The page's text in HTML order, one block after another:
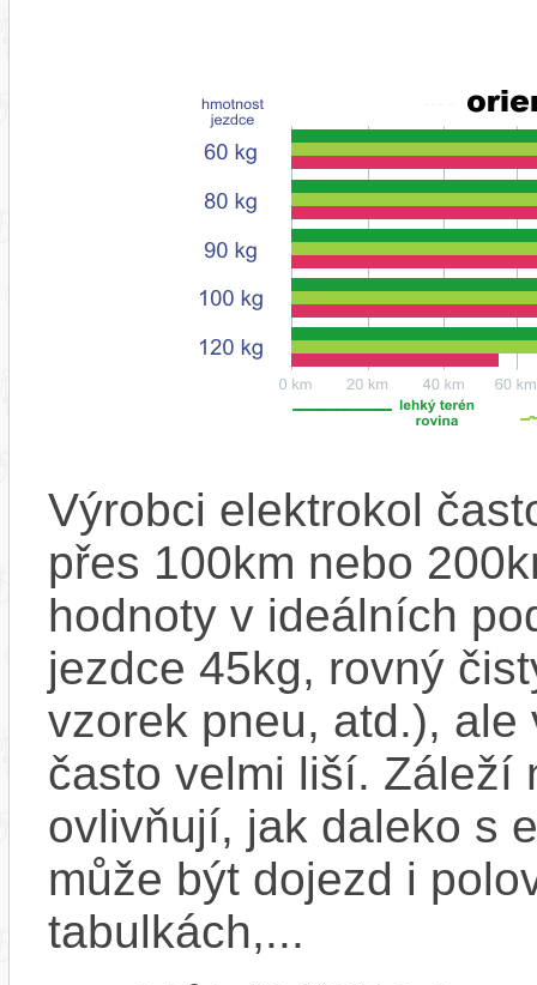
Výrobci elektrokol
přes 100km nebo
hodnoty v ideálních
jezdce 45kg, rovný
vzorek pneu, atd.),
často velmi liší. Záleží
ovlivňují, jak daleko s
může být dojezd i
tabulkách,...